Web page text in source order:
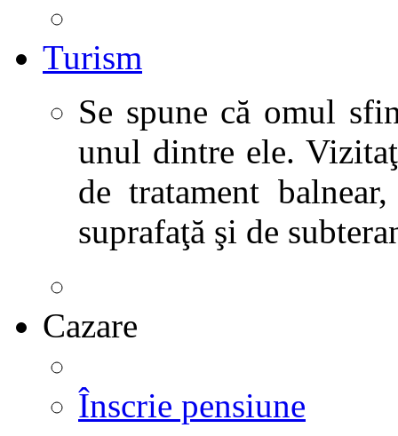
Turism
Se spune că omul
unul dintre ele.
de tratament
suprafaţă şi de
Cazare
Înscrie pensiune